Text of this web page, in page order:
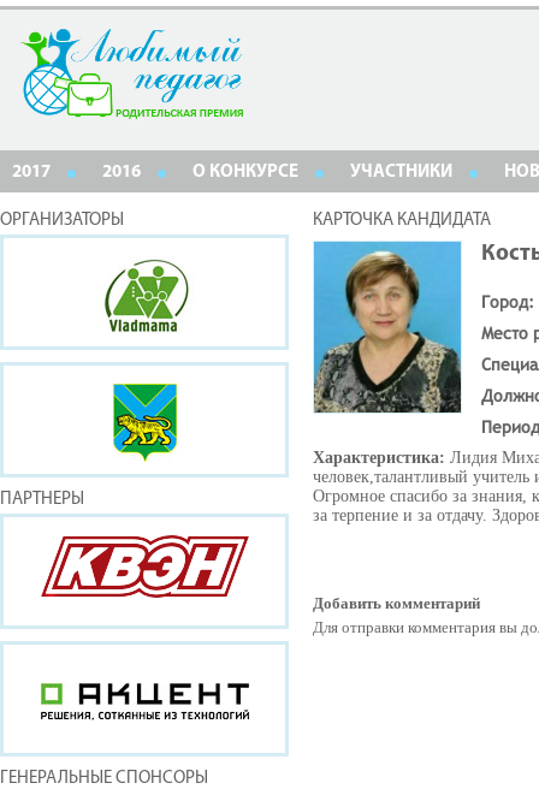
2017 2016 О КОНКУРСЕ УЧАСТНИКИ
ОРГАНИЗАТОРЫ
ПАРТНЕРЫ
ГЕНЕРАЛЬНЫЕ СПОНСОРЫ
КАРТОЧКА КАНДИДАТА
Город:
Место
Характеристика: Лидия
человек,талантливый учитель
Огромное спасибо за знания,
за терпение и за отдачу.
Добавить комментарий
Для отправки комментария вы